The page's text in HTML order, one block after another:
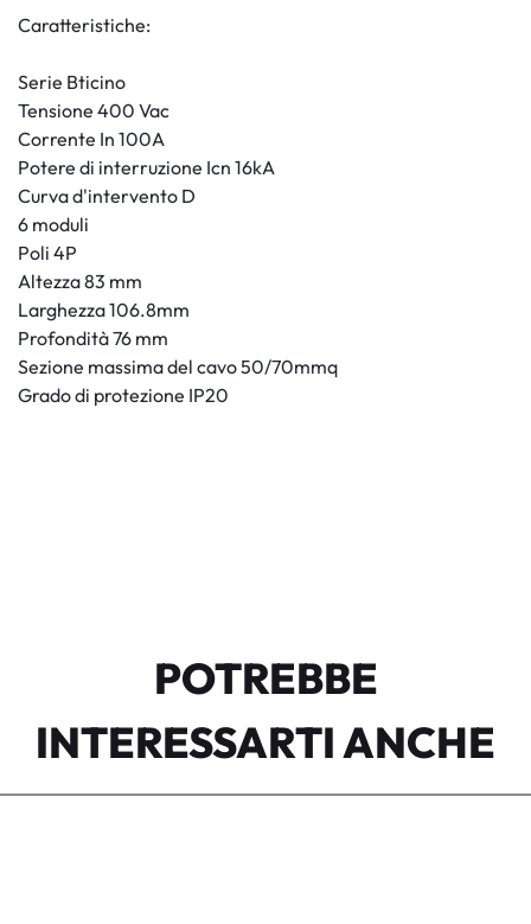
Caratteristiche:
Serie Bticino
Tensione 400 Vac
Corrente In 100A
Potere di interruzione Icn 16kA
Curva d'intervento D
6 moduli
Poli 4P
Altezza 83 mm
Larghezza 106.8mm
Profondità 76 mm
Sezione massima del cavo 50/70mmq
Grado di protezione IP20
POTREBBE
INTERESSARTI ANCHE